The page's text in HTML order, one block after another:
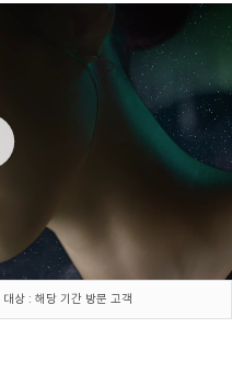
대상 : 해당 기간 방문 고객